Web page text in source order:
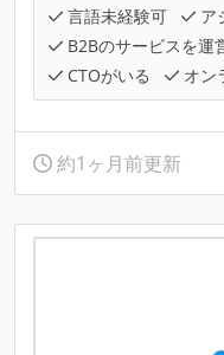
言語未経験可
ア
B2Bのサービスを運
CTOがいる
オン
約1ヶ月前更新